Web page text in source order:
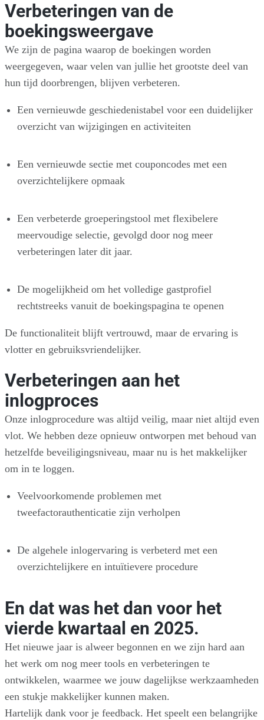
Verbeteringen van de
boekingsweergave
We zijn de pagina waarop de boekingen worden
weergegeven, waar velen van jullie het grootste deel van
hun tijd doorbrengen, blijven verbeteren.
Een vernieuwde geschiedenistabel voor een duidelijker
overzicht van wijzigingen en activiteiten
Een vernieuwde sectie met couponcodes met een
overzichtelijkere opmaak
Een verbeterde groeperingstool met flexibelere
meervoudige selectie, gevolgd door nog meer
verbeteringen later dit jaar.
De mogelijkheid om het volledige gastprofiel
rechtstreeks vanuit de boekingspagina te openen
De functionaliteit blijft vertrouwd, maar de ervaring is
vlotter en gebruiksvriendelijker.
Verbeteringen aan het
inlogproces
Onze inlogprocedure was altijd veilig, maar niet altijd even
vlot. We hebben deze opnieuw ontworpen met behoud van
hetzelfde beveiligingsniveau, maar nu is het makkelijker
om in te loggen.
Veelvoorkomende problemen met
tweefactorauthenticatie zijn verholpen
De algehele inlogervaring is verbeterd met een
overzichtelijkere en intuïtievere procedure
En dat was het dan voor het
vierde kwartaal en 2025.
Het nieuwe jaar is alweer begonnen en we zijn hard aan
het werk om nog meer tools en verbeteringen te
ontwikkelen, waarmee we jouw dagelijkse werkzaamheden
een stukje makkelijker kunnen maken.
Hartelijk dank voor je feedback. Het speelt een belangrijke